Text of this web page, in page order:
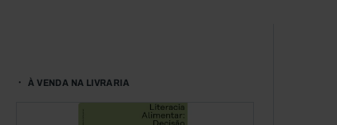
À VENDA NA LIVRARIA